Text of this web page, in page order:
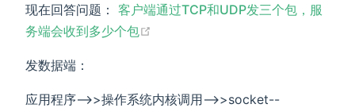
现在回答问题： 客户端通过TCP和UDP发三个包，服
务端会收到多少个包
发数据端：
应用程序-->>操作系统内核调用-->>socket--